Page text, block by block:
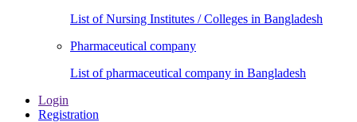
List of Nursing Institutes / Colleges in Bangladesh
Pharmaceutical company
List of pharmaceutical company in Bangladesh
Login
Registration